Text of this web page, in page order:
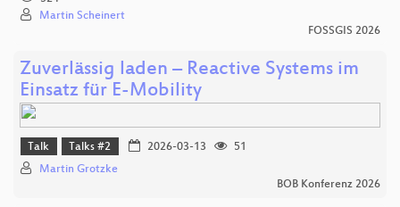
Martin Scheinert
FOSSGIS 2026
Zuverlässig laden – Reactive Systems im
Einsatz für E-Mobility
Talk Talks #2 2026-03-13
51
Martin Grotzke
BOB Konferenz 2026